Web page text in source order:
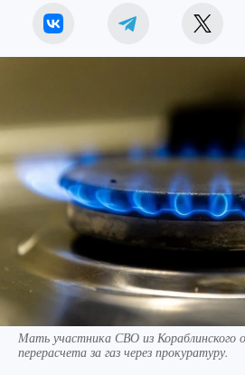
Мать участника СВО из Кораблинского
перерасчета за газ через прокуратуру.